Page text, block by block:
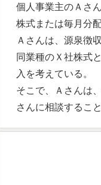
個人事業主のＡさ
株式または毎月分
Ａさんは、源泉徴
同業種のＸ社株式
入を考えている。
そこで、Ａさんは
さんに相談するこ